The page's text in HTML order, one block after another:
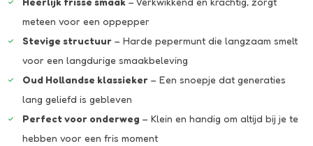
meteen voor een oppepper
Stevige structuur – Harde pepermunt die langzaam smelt
voor een langdurige smaakbeleving
Oud Hollandse klassieker – Een snoepje dat generaties
lang geliefd is gebleven
Perfect voor onderweg – Klein en handig om altijd bij je te
hebben voor een fris moment